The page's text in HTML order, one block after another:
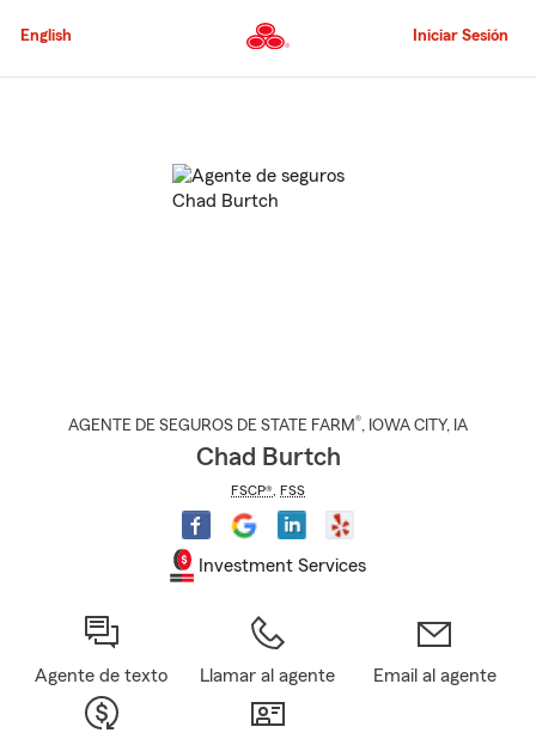
al
principal
English Iniciar Sesión
AGENTE DE SEGUROS DE STATE FARM®, IOWA CITY, IA
Chad Burtch
FSCP® FSS
Investment Services
Agente de texto Llamar al agente Email al agente